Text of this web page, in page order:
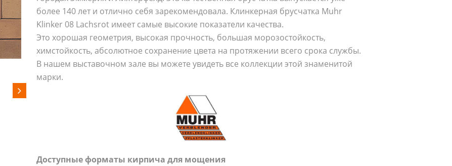
более 140 лет и отлично себя зарекомендовала. Клинкерная брусчатка Muhr
Klinker 08 Lachsrot имеет самые высокие показатели качества.
Это хорошая геометрия, высокая прочность, большая морозостойкость,
химстойкость, абсолютное сохранение цвета на протяжении всего срока службы.
В нашем выставочном зале вы можете увидеть все коллекции этой знаменитой
марки.
Доступные форматы кирпича для мощения